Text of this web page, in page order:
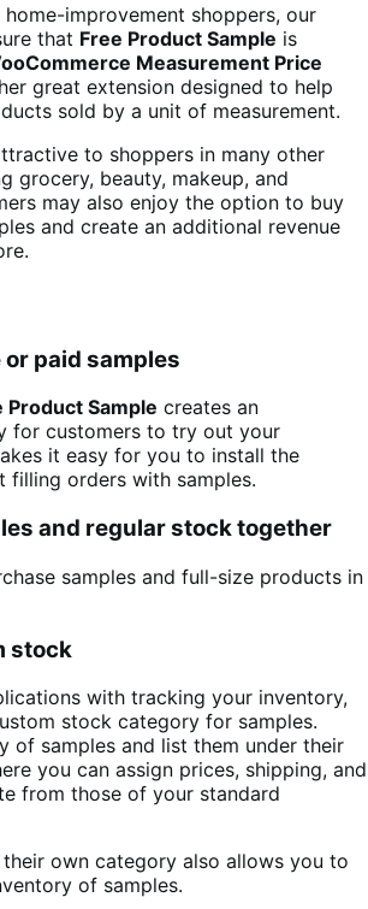
improvement shoppers, our
that Free Product Sample is
Measurement Price
great extension designed to help
sold by a unit of measurement.
to shoppers in many other
grocery, beauty, makeup, and
may also enjoy the option to buy
and create an additional revenue
paid samples
Product Sample creates an
for customers to try out your
it easy for you to install the
filling orders with samples.
and regular stock together
samples and full-size products in
stock
with tracking your inventory,
stock category for samples.
of samples and list them under their
you can assign prices, shipping, and
from those of your standard
their own category also allows you to
of samples.